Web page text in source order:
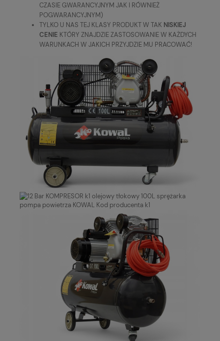
CZASIE GWARANCYJNYM JAK I RÓWNIEŻ
POGWARANCYJNYM)
TYLKO U NAS TEJ KLASY PRODUKT W TAK NISKIEJ
CENIE KTÓRY ZNAJDZIE ZASTOSOWANIE W KAŻDYCH
WARUNKACH W JAKICH PRZYJDZIE MU PRACOWAĆ!